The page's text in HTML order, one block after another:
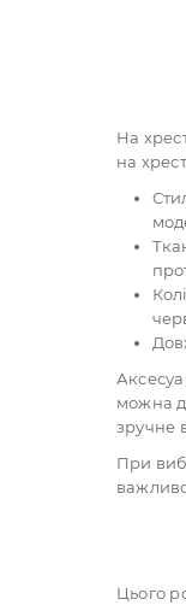
На
на
можна
зручне
При
Цього